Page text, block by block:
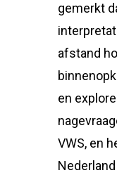
gemerkt
afstand
en
VWS, en